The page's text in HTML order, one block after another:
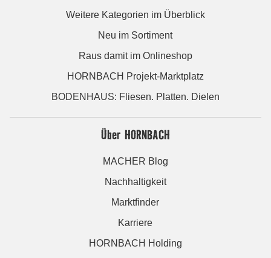
Weitere Kategorien im Überblick
Neu im Sortiment
Raus damit im Onlineshop
HORNBACH Projekt-Marktplatz
BODENHAUS: Fliesen. Platten. Dielen
Über HORNBACH
MACHER Blog
Nachhaltigkeit
Marktfinder
Karriere
HORNBACH Holding